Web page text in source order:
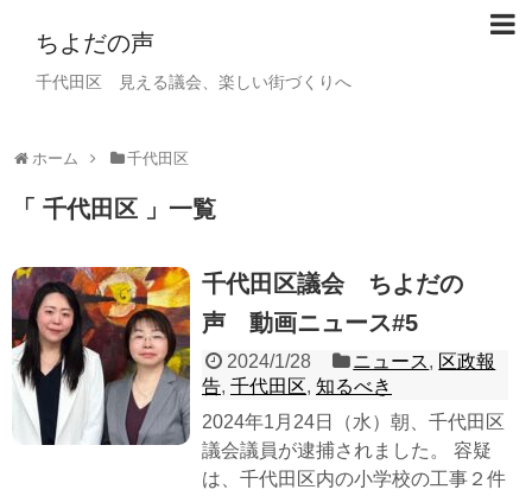
ちよだの声
千代田区 見える議会、楽しい街づくりへ
ホーム 千代田区
千代田区 一覧
千代田区議会 ちよだの
声 動画ニュース#5
2024/1/28 ニュース, 区政報
告, 千代田区, 知るべき
2024年1月24日（水）朝、千代田区
議会議員が逮捕されました。 容疑
は、千代田区内の小学校の工事２件